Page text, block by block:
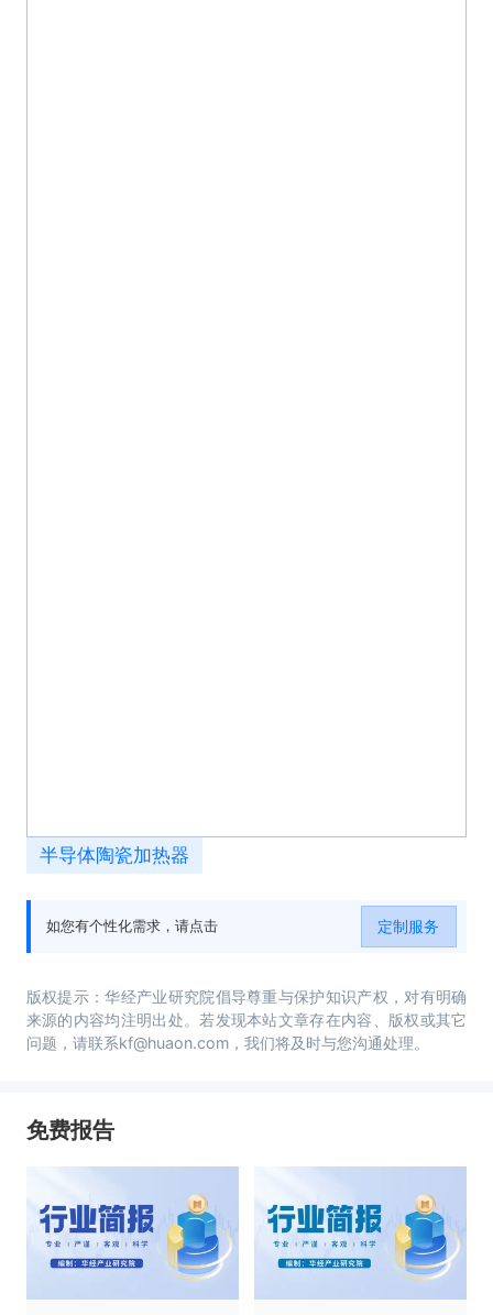
半导体陶瓷加热器
如您有个性化需求，请点击 定制服务
版权提示：华经产业研究院倡导尊重与保护知识产权，对有明确
来源的内容均注明出处。若发现本站文章存在内容、版权或其它
问题，请联系kf@huaon.com，我们将及时与您沟通处理。
免费报告